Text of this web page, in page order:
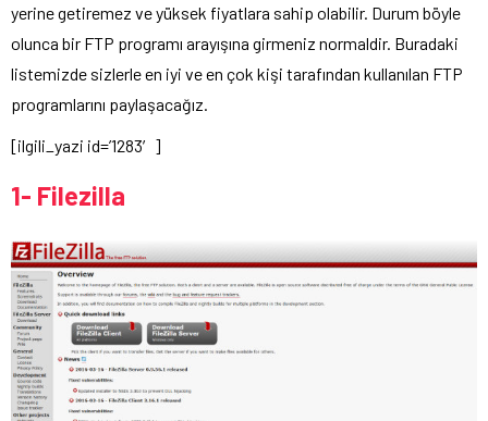
yerine getiremez ve yüksek fiyatlara sahip olabilir. Durum böyle
olunca bir FTP programı arayışına girmeniz normaldir. Buradaki
listemizde sizlerle en iyi ve en çok kişi tarafından kullanılan FTP
programlarını paylaşacağız.
[ilgili_yazi id=’1283′]
1- Filezilla